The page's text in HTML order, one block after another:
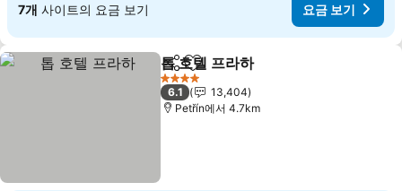
7개 사이트의 요금 보기 요금 보기
공유 즐겨찾기에 추가
톱 호텔 프라하
4 성급
6.1
13,404
Petřín에서 4.7km